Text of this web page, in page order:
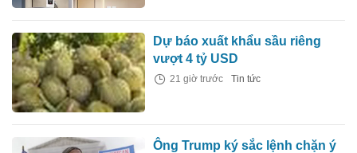
Dự báo xuất khẩu sầu riêng
vượt 4 tỷ USD
21 giờ trước Tin tức
Ông Trump ký sắc lệnh chặn ý